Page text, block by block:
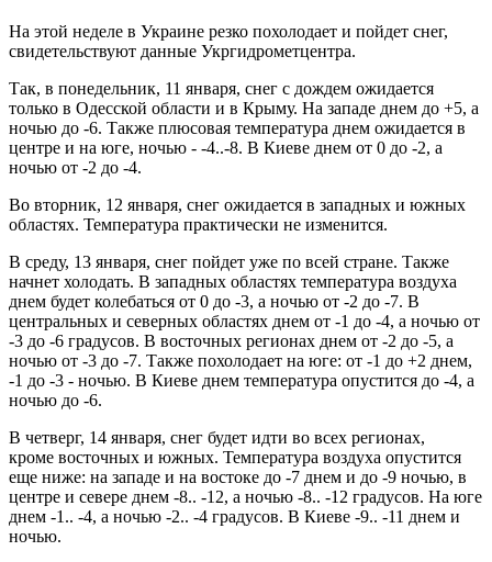
На этой неделе в Украине резко похолодает и пойдет снег,
свидетельствуют данные Укргидрометцентра.
Так, в понедельник, 11 января, снег с дождем ожидается
только в Одесской области и в Крыму. На западе днем до +5, а
ночью до -6. Также плюсовая температура днем ожидается в
центре и на юге, ночью - -4..-8. В Киеве днем от 0 до -2, а
ночью от -2 до -4.
Во вторник, 12 января, снег ожидается в западных и южных
областях. Температура практически не изменится.
В среду, 13 января, снег пойдет уже по всей стране. Также
начнет холодать. В западных областях температура воздуха
днем будет колебаться от 0 до -3, а ночью от -2 до -7. В
центральных и северных областях днем от -1 до -4, а ночью от
-3 до -6 градусов. В восточных регионах днем от -2 до -5, а
ночью от -3 до -7. Также похолодает на юге: от -1 до +2 днем,
-1 до -3 - ночью. В Киеве днем температура опустится до -4, а
ночью до -6.
В четверг, 14 января, снег будет идти во всех регионах,
кроме восточных и южных. Температура воздуха опустится
еще ниже: на западе и на востоке до -7 днем и до -9 ночью, в
центре и севере днем -8.. -12, а ночью -8.. -12 градусов. На юге
днем -1.. -4, а ночью -2.. -4 градусов. В Киеве -9.. -11 днем и
ночью.